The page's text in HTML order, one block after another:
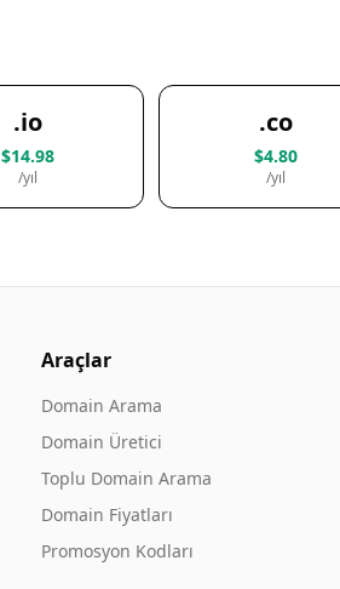
.io
$14.98
/yıl
.co
$4.80
/yıl
Araçlar
Domain Arama
Domain Üretici
Toplu Domain Arama
Domain Fiyatları
Promosyon Kodları